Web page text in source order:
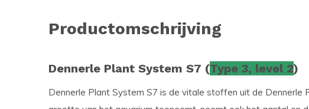
Productomschrijving
Dennerle Plant System S7 (Type 3, level 2)
Dennerle Plant System S7 is de vitale stoffen uit de Dennerle